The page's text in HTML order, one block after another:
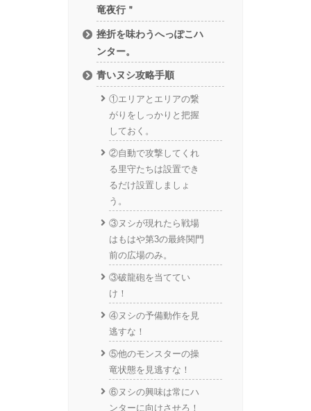
竜夜行＂
挫折を味わうへっぽこハ
ンター。
青いヌシ攻略手順
①エリアとエリアの繋
がりをしっかりと把握
しておく。
②自動で攻撃してくれ
る里守たちは設置でき
るだけ設置しましょ
う。
③ヌシが現れたら戦場
はもはや第3の最終関門
前の広場のみ。
③破龍砲を当ててい
け！
④ヌシの予備動作を見
逃すな！
⑤他のモンスターの操
竜状態を見逃すな！
⑥ヌシの興味は常にハ
ンターに向けさせろ！